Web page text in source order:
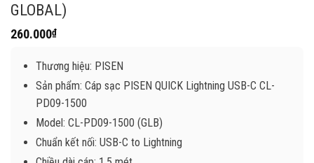
GLOBAL)
260.000₫
Thương hiệu: PISEN
Sản phẩm: Cáp sạc PISEN QUICK Lightning USB-C CL-
PD09-1500
Model: CL-PD09-1500 (GLB)
Chuẩn kết nối: USB-C to Lightning